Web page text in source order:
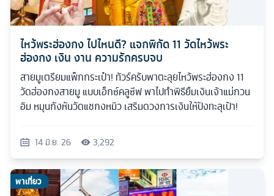
ไหว้พระฮ่องกง ไปไหนดี? แจกพิกัด 11 วัดไหว้พระ
ฮ่องกง เงิน งาน ความรักครบจบ
สายมูเตรียมแพ็กกระเป๋า! ทัวร์ครับพาตะลุยไหว้พระฮ่องกง 11
วัดฮ่องกงสายมู แบบเอ็กซ์คลูซีฟ พาไปทำพิธียืมเงินเจ้าแม่กวน
อิม หมุนกังหันวัดแชกงหมิว เสริมดวงการเงินให้ปังทะลุเป้า!
14 มิ.ย. 26 3,292
พาเที่ยว